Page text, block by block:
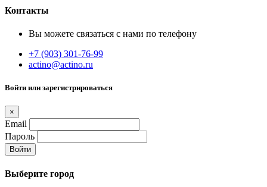
Контакты
Вы можете связаться с нами по телефону
+7 (903) 301-76-99
actino@actino.ru
Войти или зарегистрироваться
×
Email
Пароль
Войти
Выберите город